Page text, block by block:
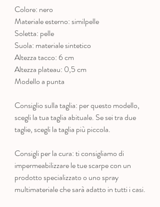
Colore: nero
Materiale esterno: similpelle
Soletta: pelle
Suola: materiale sintetico
Altezza tacco: 6 cm
Altezza plateau: 0,5 cm
Modello a punta
Consiglio sulla taglia: per questo modello,
scegli la tua taglia abituale. Se sei tra due
taglie, scegli la taglia più piccola.
Consigli per la cura: ti consigliamo di
impermeabilizzare le tue scarpe con un
prodotto specializzato o uno spray
multimateriale che sarà adatto in tutti i casi.